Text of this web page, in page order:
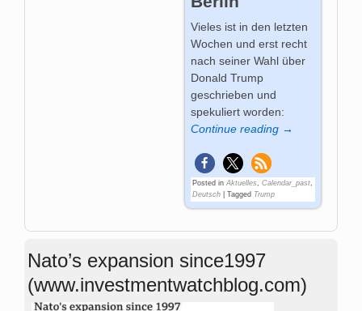
Vieles ist in den letzten
Wochen und erst recht
nach seiner Wahl über
Donald Trump
geschrieben und
spekuliert worden:
Continue reading →
Posted in Aktuelles Calendar_past,
Deutsch| Tagged Trump
Nato’s expansion since1997
(www.investmentwatchblog.com)